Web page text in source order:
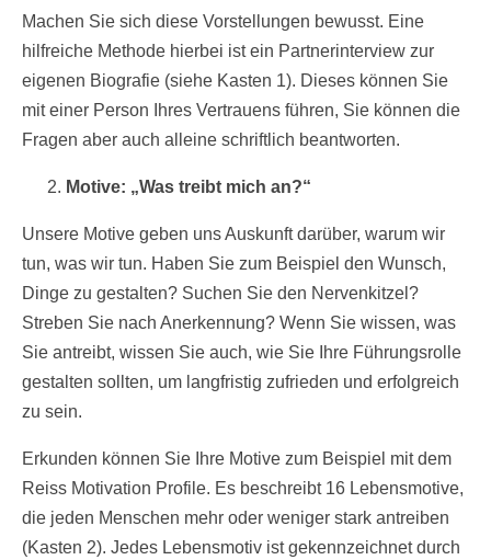
Machen Sie sich diese Vorstellungen bewusst. Eine
hilfreiche Methode hierbei ist ein Partnerinterview zur
eigenen Biografie (siehe Kasten 1). Dieses können Sie
mit einer Person Ihres Vertrauens führen, Sie können die
Fragen aber auch alleine schriftlich beantworten.
Motive: „Was treibt mich an?“
Unsere Motive geben uns Auskunft darüber, warum wir
tun, was wir tun. Haben Sie zum Beispiel den Wunsch,
Dinge zu gestalten? Suchen Sie den Nervenkitzel?
Streben Sie nach Anerkennung? Wenn Sie wissen, was
Sie antreibt, wissen Sie auch, wie Sie Ihre Führungsrolle
gestalten sollten, um langfristig zufrieden und erfolgreich
zu sein.
Erkunden können Sie Ihre Motive zum Beispiel mit dem
Reiss Motivation Profile. Es beschreibt 16 Lebensmotive,
die jeden Menschen mehr oder weniger stark antreiben
(Kasten 2). Jedes Lebensmotiv ist gekennzeichnet durch